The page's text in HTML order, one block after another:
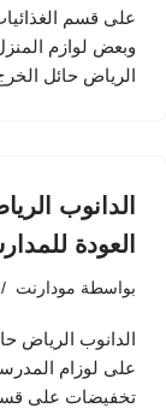
على قسم
وبعض لوازم
الرياض حائل
الدانوب
العودة
بواسطة مودارنت
الدانوب الرياض
على لوزام
تخفيضات على قسم